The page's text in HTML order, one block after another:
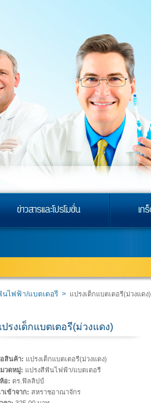
นไฟฟ้า/แบตเตอรี > แปรงเด็กแบตเตอรี(ม่วงแดง)
ปรงเด็กแบตเตอรี(ม่วงแดง)
สินค้า: แปรงเด็กแบตเตอรี(ม่วงแดง)
วดหมู่: แปรงสีฟันไฟฟ้า/แบตเตอรี
อ: ดร.ฟิลลิปป์
เข้าจาก: สหราชอาณาจักร